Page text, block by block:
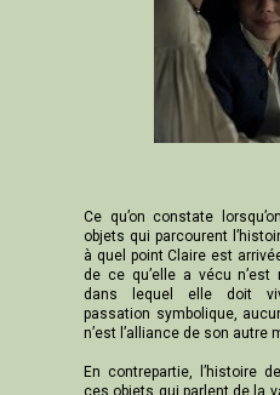
Ce qu’on constate
objets qui parcourent
à quel point Claire est
de ce qu’elle a vécu
dans lequel elle doit
passation symbolique,
n’est l’alliance de son autre
En contrepartie, l’histoire
ces objets qui parlent de la